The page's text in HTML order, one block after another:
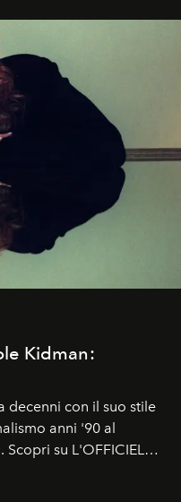
Kidman:
decenni con il suo stile
anni '90 al
su L'OFFICIEL